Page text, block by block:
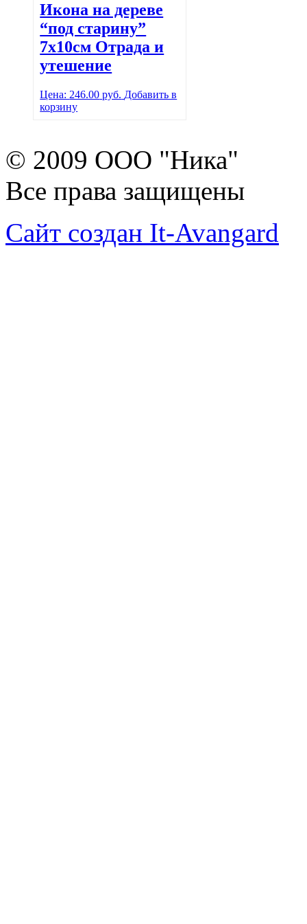
Икона на дереве
“под старину”
7х10см Отрада и
утешение
Цена: 246.00 руб. Добавить в
корзину
© 2009 ООО "Ника"
Все права защищены
Сайт создан It-Avangard